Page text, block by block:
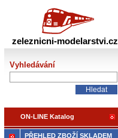
PŘEHLED ZBOŽÍ SKLADEM
zeleznicni-modelarstvi.cz
Vyhledávání
ON-LINE Katalog